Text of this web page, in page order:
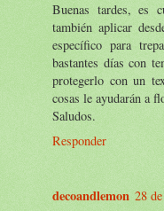
Buenas tardes, es
también aplicar
específico para
bastantes días con
protegerlo con un
cosas le ayudarán a
Saludos.
Responder
decoandlemon 28